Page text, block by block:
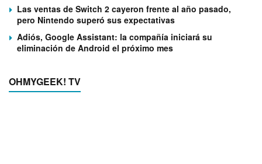
Las ventas de Switch 2 cayeron frente al año pasado,
pero Nintendo superó sus expectativas
Adiós, Google Assistant: la compañía iniciará su
eliminación de Android el próximo mes
OHMYGEEK! TV